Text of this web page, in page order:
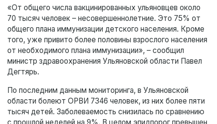
«От общего числа вакцинированных ульяновцев около
70 тысяч человек – несовершеннолетние. Это 75% от
общего плана иммунизации детского населения. Кроме
того, уже привито более половины взрослого населения
от необходимого плана иммунизации», – сообщил
министр здравоохранения Ульяновской области Павел
Дегтярь.
По последним данным мониторинга, в Ульяновской
области болеют ОРВИ 7346 человек, из них более пяти
тысяч детей. Заболеваемость снизилась по сравнению